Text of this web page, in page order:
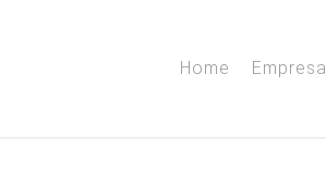
Home Empresa